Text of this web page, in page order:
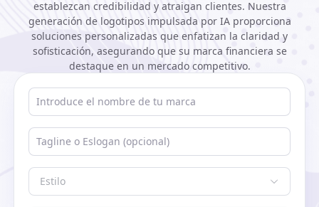
Herramientas AI
Precios
Herramientas gratuitas
establezcan credibilidad y atraigan clientes. Nuestra
generación de logotipos impulsada por IA proporciona
soluciones personalizadas que enfatizan la claridad y
sofisticación, asegurando que su marca financiera se
destaque en un mercado competitivo.
Estilo